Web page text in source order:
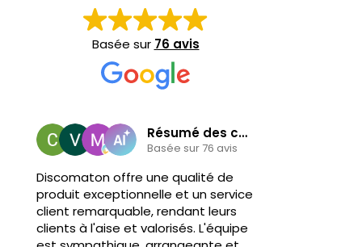
Basée sur 76 avis
Résumé des commentaires
Basée sur 76 avis
Discomaton offre une qualité de
produit exceptionnelle et un service
client remarquable, rendant leurs
clients à l'aise et valorisés. L'équipe